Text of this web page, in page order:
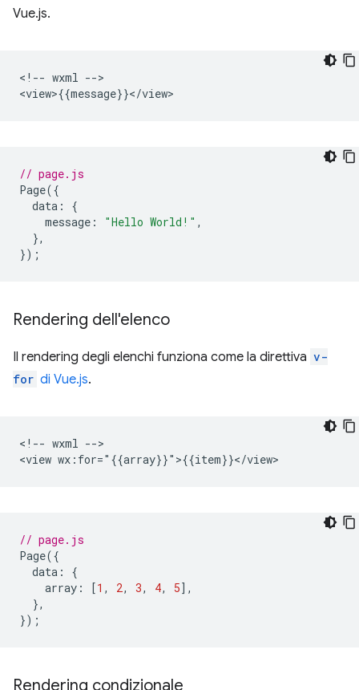
Vue.js.
<!-- wxml -->
// page.js
Page({
data :
{
message : "Hello World!" ,
},
});
Rendering dell'elenco
Il rendering degli elenchi funziona come la direttiva v-
for di Vue.js.
<!-- wxml -->
// page.js
Page({
data :
{
array : [1 , 2, 3, 4, 5],
},
});
Rendering condizionale